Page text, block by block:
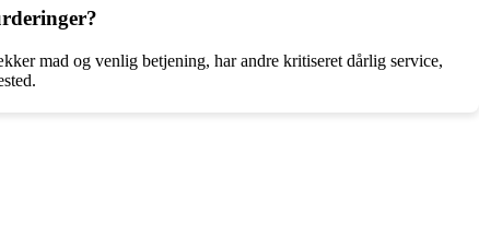
mad og venlig betjening, har andre kritiseret dårlig service,